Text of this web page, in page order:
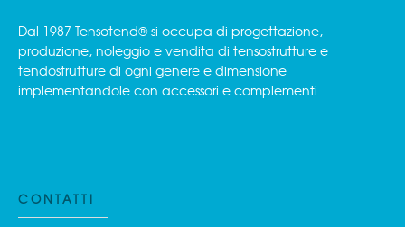
Dal 1987 Tensotend® si occupa di progettazione,
produzione, noleggio e vendita di tensostrutture e
tendostrutture di ogni genere e dimensione
implementandole con accessori e complementi.
CONTATTI